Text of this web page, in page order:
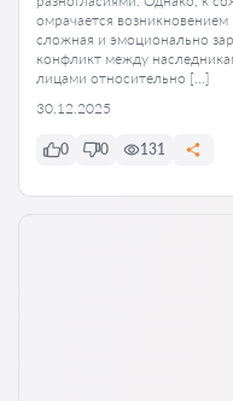
омрачается
сложная и эмоционально
конфликт между
лицами относительно […]
30.12.2025
0 0 131